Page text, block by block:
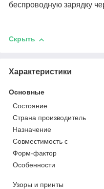
беспроводную зарядку
Скрыть
Характеристики
Основные
Состояние
Страна производитель
Назначение
Совместимость с
Форм-фактор
Особенности
Узоры и принты